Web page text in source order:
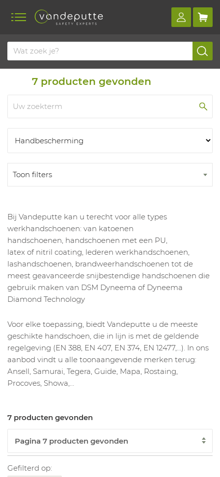
Home Producten
7 producten gevonden
Toon filters
Bij Vandeputte kan u terecht voor alle types
werkhandschoenen: van katoenen
handschoenen, handschoenen met een PU,
latex of nitril coating, lederen werkhandschoenen,
lashandschoenen, brandweerhandschoenen tot de
meest geavanceerde snijbestendige handschoenen die
gebruik maken van DSM Dyneema of Dyneema
Diamond Technology
Voor elke toepassing, biedt Vandeputte u de meeste
geschikte handschoen, die in lijn is met de geldende
regelgeving (EN 388, EN 407, EN 374, EN 12477,…). In ons
aanbod vindt u alle toonaangevende merken terug:
Ansell, Samurai, Tegera, Guide, Mapa, Rostaing,
Procoves, Showa,…
7 producten gevonden
Gefilterd op: